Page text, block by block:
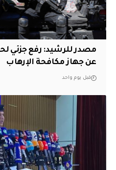
مصدر للرشيد: رفع جزئي
عن جهاز مكافحة الإرهاب
قبل يوم واحد